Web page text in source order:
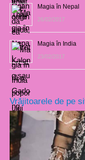
Magia în Nepal
26/02/2017
Magia în India
23/02/2017
Vrăjitoarele de pe